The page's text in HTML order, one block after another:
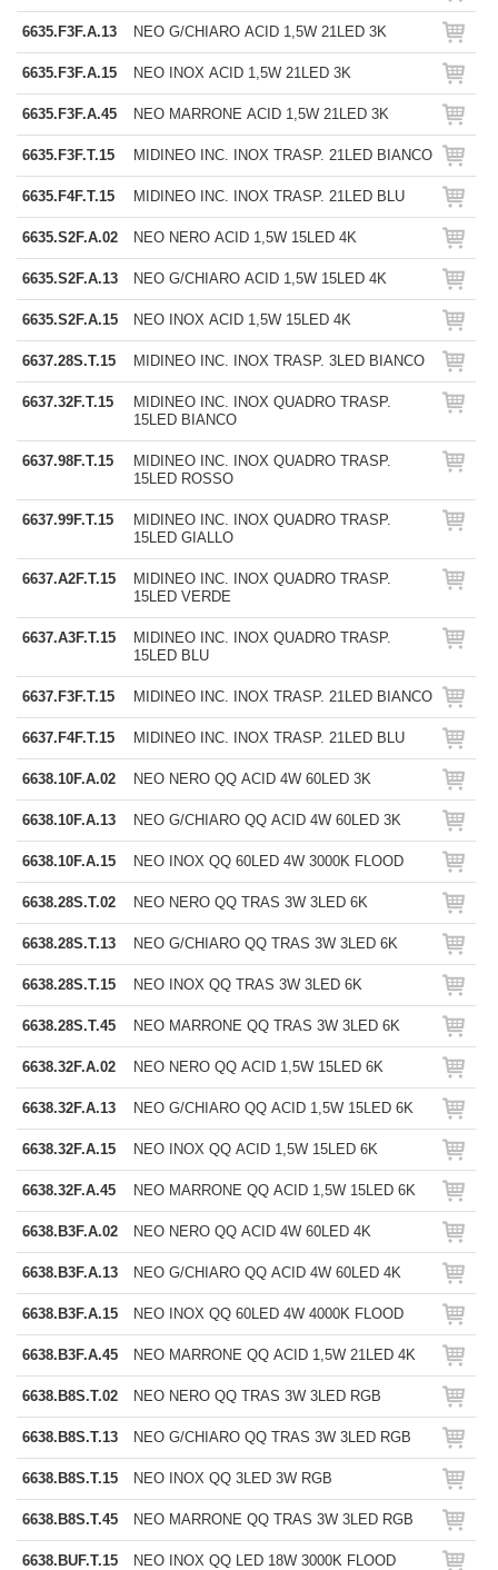
6635.F3F.A.13 NEO G/CHIARO ACID 1,5W 21LED 3K
6635.F3F.A.15 NEO INOX ACID 1,5W 21LED 3K
6635.F3F.A.45 NEO MARRONE ACID 1,5W 21LED 3K
6635.F3F.T.15 MIDINEO INC. INOX TRASP. 21LED BIANCO
6635.F4F.T.15 MIDINEO INC. INOX TRASP. 21LED BLU
6635.S2F.A.02 NEO NERO ACID 1,5W 15LED 4K
6635.S2F.A.13 NEO G/CHIARO ACID 1,5W 15LED 4K
6635.S2F.A.15 NEO INOX ACID 1,5W 15LED 4K
6637.28S.T.15 MIDINEO INC. INOX TRASP. 3LED BIANCO
6637.32F.T.15
MIDINEO INC. INOX QUADRO TRASP.
15LED BIANCO
6637.98F.T.15
MIDINEO INC. INOX QUADRO TRASP.
15LED ROSSO
6637.99F.T.15
MIDINEO INC. INOX QUADRO TRASP.
15LED GIALLO
6637.A2F.T.15
MIDINEO INC. INOX QUADRO TRASP.
15LED VERDE
6637.A3F.T.15
MIDINEO INC. INOX QUADRO TRASP.
15LED BLU
6637.F3F.T.15 MIDINEO INC. INOX TRASP. 21LED BIANCO
6637.F4F.T.15 MIDINEO INC. INOX TRASP. 21LED BLU
6638.10F.A.02 NEO NERO QQ ACID 4W 60LED 3K
6638.10F.A.13 NEO G/CHIARO QQ ACID 4W 60LED 3K
6638.10F.A.15 NEO INOX QQ 60LED 4W 3000K FLOOD
6638.28S.T.02 NEO NERO QQ TRAS 3W 3LED 6K
6638.28S.T.13 NEO G/CHIARO QQ TRAS 3W 3LED 6K
6638.28S.T.15 NEO INOX QQ TRAS 3W 3LED 6K
6638.28S.T.45 NEO MARRONE QQ TRAS 3W 3LED 6K
6638.32F.A.02 NEO NERO QQ ACID 1,5W 15LED 6K
6638.32F.A.13 NEO G/CHIARO QQ ACID 1,5W 15LED 6K
6638.32F.A.15 NEO INOX QQ ACID 1,5W 15LED 6K
6638.32F.A.45 NEO MARRONE QQ ACID 1,5W 15LED 6K
6638.B3F.A.02 NEO NERO QQ ACID 4W 60LED 4K
6638.B3F.A.13 NEO G/CHIARO QQ ACID 4W 60LED 4K
6638.B3F.A.15 NEO INOX QQ 60LED 4W 4000K FLOOD
6638.B3F.A.45 NEO MARRONE QQ ACID 1,5W 21LED 4K
6638.B8S.T.02 NEO NERO QQ TRAS 3W 3LED RGB
6638.B8S.T.13 NEO G/CHIARO QQ TRAS 3W 3LED RGB
6638.B8S.T.15 NEO INOX QQ 3LED 3W RGB
6638.B8S.T.45 NEO MARRONE QQ TRAS 3W 3LED RGB
6638.BUF.T.15 NEO INOX QQ LED 18W 3000K FLOOD